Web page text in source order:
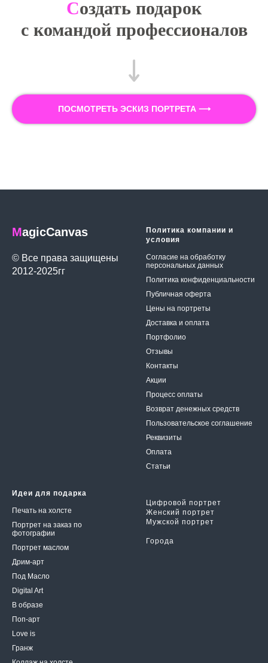
Создать подарок
с командой профессионалов
ПОСМОТРЕТЬ ЭСКИЗ ПОРТРЕТА ⟶
MagicCanvas
© Все права защищены
2012-2025гг
Политика компании и
условия
Согласие на обработку
персональных данных
Политика конфиденциальности
Публичная оферта
Цены на портреты
Доставка и оплата
Портфолио
Отзывы
Контакты
Акции
Процесс оплаты
Возврат денежных средств
Пользовательское соглашение
Реквизиты
Оплата
Статьи
Идеи для подарка
Печать на холсте
Портрет на заказ по
фотографии
Портрет маслом
Дрим-арт
Под Масло
Digital Art
В образе
Поп-арт
Love is
Гранж
Цифровой портрет
Женский портрет
Мужской портрет
Города